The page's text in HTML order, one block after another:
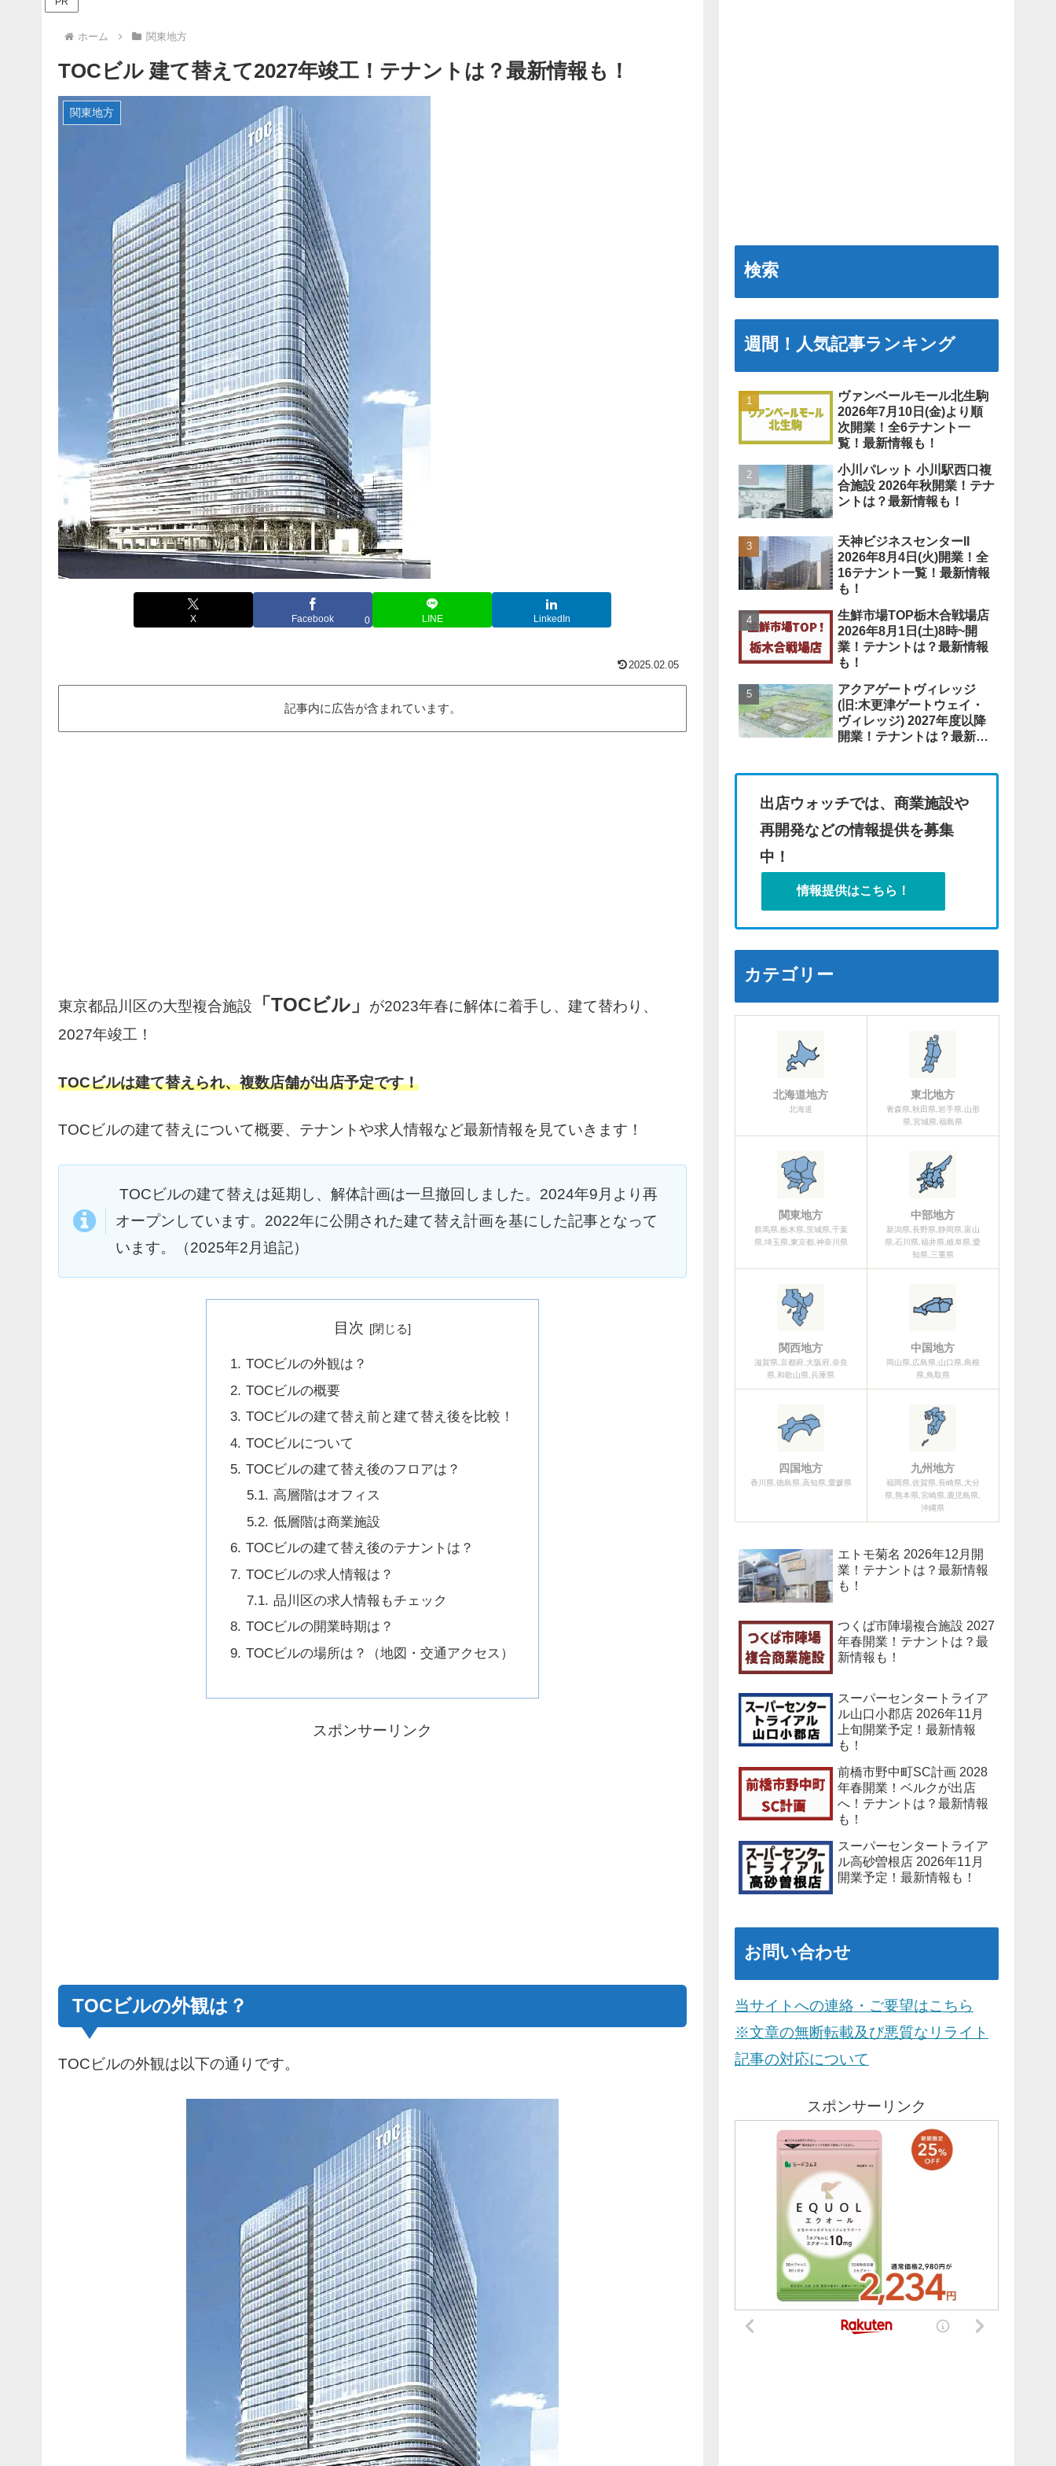
ホーム 関東地方
TOCビル 建て替えて2027年竣工！テナントは？最新情報も！
関東地方
X Facebook 0 LINE LinkedIn
2025.02.05
記事内に広告が含まれています。
東京都品川区の大型複合施設 「TOCビル」
が2023年春に解体に着手し、建て替わり、
2027年竣工！
TOCビルは建て替えられ、複数店舗が出店予定です！
TOCビルの建て替えについて概要、テナントや求人情報など最新情報を見ていきます！
TOCビルの建て替えは延期し、解体計画は一旦撤回しました。2024年9月より再
オープンしています。2022年に公開された建て替え計画を基にした記事となって
います。（2025年2月追記）
目次
TOCビルの外観は？
TOCビルの概要
TOCビルの建て替え前と建て替え後を比較！
TOCビルについて
TOCビルの建て替え後のフロアは？
高層階はオフィス
低層階は商業施設
TOCビルの建て替え後のテナントは？
TOCビルの求人情報は？
品川区の求人情報もチェック
TOCビルの開業時期は？
TOCビルの場所は？（地図・交通アクセス）
スポンサーリンク
TOCビルの外観は？
TOCビルの外観は以下の通りです。
検索
週間！人気記事ランキング
ヴァンベールモール北生駒
2026年7月10日(金)より順
次開業！全6テナント一
覧！最新情報も！
小川パレット 小川駅西口複
合施設 2026年秋開業！テナ
ントは？最新情報も！
天神ビジネスセンターII
2026年8月4日(火)開業！全
16テナント一覧！最新情報
も！
生鮮市場TOP栃木合戦場店
2026年8月1日(土)8時~開
業！テナントは？最新情報
も！
アクアゲートヴィレッジ
(旧:木更津ゲートウェイ・
ヴィレッジ) 2027年度以降
開業！テナントは？最新情
出店ウォッチでは、商業施設や
再開発などの情報提供を募集
中！
情報提供はこちら！
カテゴリー
北海道地方
北海道
東北地方
青森県,秋田県,岩手県,山形
県,宮城県,福島県
関東地方
群馬県,栃木県,茨城県,千葉
県,埼玉県,東京都,神奈川県
中部地方
新潟県,長野県,静岡県,富山
県,石川県,福井県,岐阜県,愛
知県,三重県
関西地方
滋賀県,京都府,大阪府,奈良
県,和歌山県,兵庫県
中国地方
岡山県,広島県,山口県,島根
県,鳥取県
四国地方
香川県,徳島県,高知県,愛媛県
九州地方
福岡県,佐賀県,長崎県,大分
県,熊本県,宮崎県,鹿児島県,
沖縄県
エトモ菊名 2026年12月開
業！テナントは？最新情報
も！
つくば市陣場複合施設 2027
年春開業！テナントは？最
新情報も！
スーパーセンタートライア
ル山口小郡店 2026年11月
上旬開業予定！最新情報
も！
前橋市野中町SC計画 2028
年春開業！ベルクが出店
へ！テナントは？最新情報
も！
スーパーセンタートライア
ル高砂曽根店 2026年11月
開業予定！最新情報も！
お問い合わせ
当サイトへの連絡・ご要望はこちら
※文章の無断転載及び悪質なリライト
記事の対応について
スポンサーリンク